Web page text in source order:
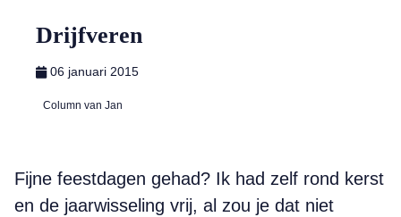
Drijfveren
06 januari 2015
Column van Jan
Fijne feestdagen gehad? Ik had zelf rond kerst
en de jaarwisseling vrij, al zou je dat niet